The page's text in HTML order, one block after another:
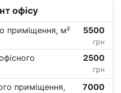
офісу
приміщення, м² 5500
грн
2500
грн
приміщення,
7000